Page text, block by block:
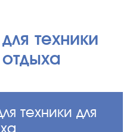
техники
техники для